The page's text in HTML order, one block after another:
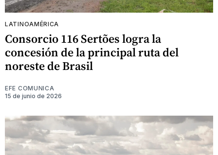
LATINOAMÉRICA
Consorcio 116 Sertões logra la
concesión de la principal ruta del
noreste de Brasil
EFE COMUNICA
15 de junio de 2026